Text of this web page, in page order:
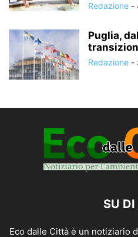
Redazione -
Puglia,
Redazione -
SU DI
Eco dalle Città è un notiziario